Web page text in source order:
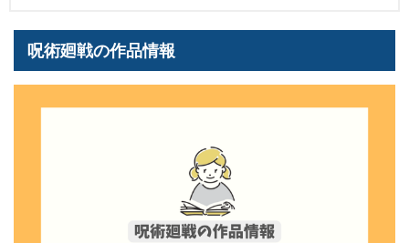
呪術廻戦の作品情報